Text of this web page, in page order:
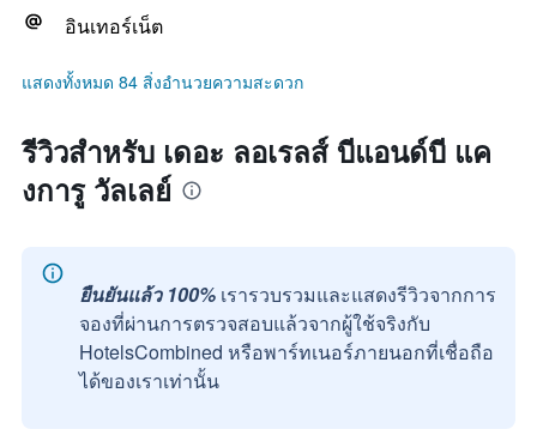
อินเทอร์เน็ต
แสดงทั้งหมด 84 สิ่งอำนวยความสะดวก
รีวิวสำหรับ เดอะ ลอเรลส์ บีแอนด์บี แค
งการู วัลเลย์
ยืนยันแล้ว 100% เรารวบรวมและแสดงรีวิวจากการ
จองที่ผ่านการตรวจสอบแล้วจากผู้ใช้จริงกับ
HotelsCombined หรือพาร์ทเนอร์ภายนอกที่เชื่อถือ
ได้ของเราเท่านั้น